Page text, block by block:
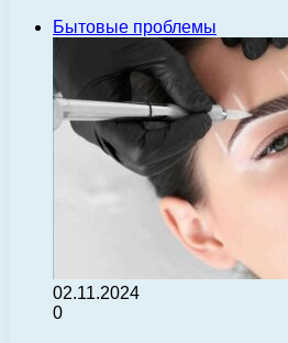
Бытовые проблемы
02.11.2024
0